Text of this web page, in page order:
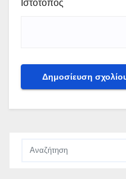
Ιστότοπος